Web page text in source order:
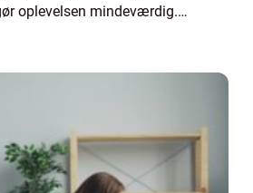
oplevelsen mindeværdig.